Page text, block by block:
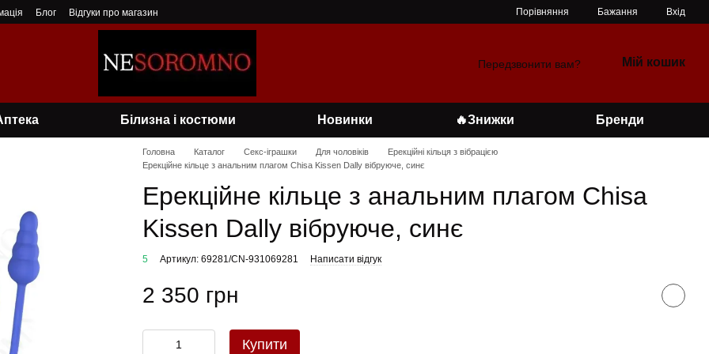
Блог Відгуки про магазин Порівняння Бажання Вхід
Передзвонити вам? Мій кошик
Білизна і костюми Новинки 🔥Знижки Бренди
Головна Каталог Секс-іграшки Для чоловіків
Ерекційні кільця з вібрацією
Ерекційне кільце з анальним плагом Chisa Kissen Dally вібруюче, синє
Ерекційне кільце з анальним плагом Chisa
Kissen Dally вібруюче, синє
5 Артикул: 69281/CN-931069281 Написати відгук
2 350 грн
Купити